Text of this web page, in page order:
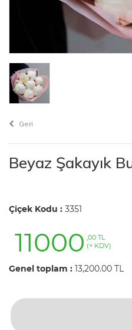
Geri
Beyaz Şakayık
Çiçek Kodu : 3351
11000 ,00 TL
(+ KDV)
Genel toplam : 13,200.00 TL